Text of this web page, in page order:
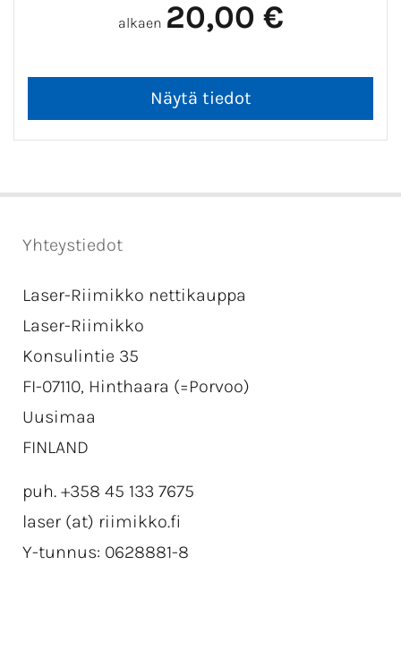
alkaen 20,00 €
Yhteystiedot
Laser-Riimikko nettikauppa
Laser-Riimikko
Konsulintie 35
FI-07110, Hinthaara (=Porvoo)
Uusimaa
FINLAND
puh. +358 45 133 7675
laser (at) riimikko.fi
Y-tunnus: 0628881-8